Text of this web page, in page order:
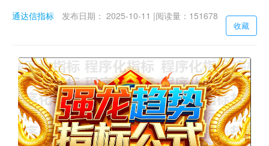
通达信指标 发布日期： 2025-10-11 |阅读量：151678
收藏